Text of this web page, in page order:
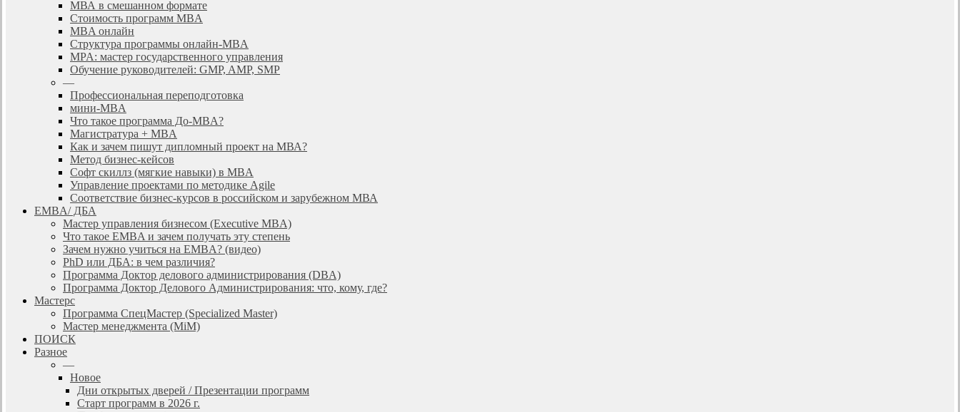
МВА в смешанном формате
Стоимость программ MBA
MBA онлайн
Cтруктура программы онлайн-MBA
MPA: мастер государственного управления
Обучение руководителей: GMP, AMP, SMP
—
Профессиональная переподготовка
мини-MBA
Что такое программа До-MBA?
Магистратура + MBA
Как и зачем пишут дипломный проект на МВА?
Метод бизнес-кейсов
Софт скиллз (мягкие навыки) в MBA
Управление проектами по методике Agile
Соответствие бизнес-курсов в российском и зарубежном МВА
EMBA/ ДБA
Мастер управления бизнесом (Executive MBA)
Что такое EMBA и зачем получать эту степень
Зачем нужно учиться на EMBA? (видео)
PhD или ДБА: в чем различия?
Программа Доктор делового администрирования (DBА)
Программа Доктор Делового Администрирования: что, кому, где?
Мастерс
Программа СпецМастер (Specialized Master)
Мастер менеджмента (MiM)
ПОИСК
Разное
—
Новое
Дни открытых дверей / Презентации программ
Старт программ в 2026 г.